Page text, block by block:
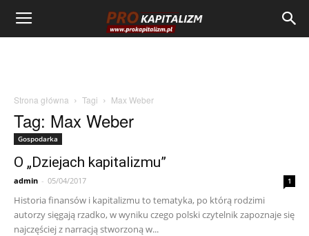
Strona główna Tagi Max Weber
Tag: Max Weber
Gospodarka
O „Dziejach kapitalizmu”
admin - 05/04/2017 1
Historia finansów i kapitalizmu to tematyka, po którą rodzimi
autorzy sięgają rzadko, w wyniku czego polski czytelnik zapoznaje się
najczęściej z narracją stworzoną w...